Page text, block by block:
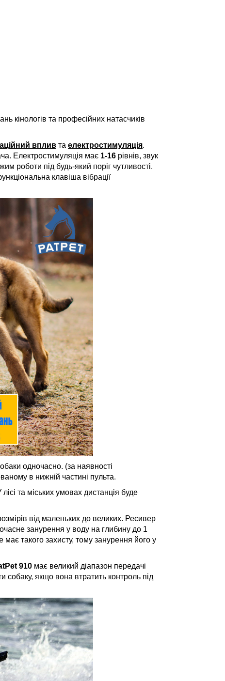
кінологів та професійних натасчиків
вплив та електростимуляція.
Електростимуляція має 1-16 рівнів, звук
роботи під будь-який поріг чутливості.
клавіша вібрації
одночасно. (за наявності
в нижній частині пульта.
та міських умовах дистанція буде
від маленьких до великих. Ресивер
занурення у воду на глибину до 1
такого захисту, тому занурення його у
910 має великий діапазон передачі
собаку, якщо вона втратить контроль під